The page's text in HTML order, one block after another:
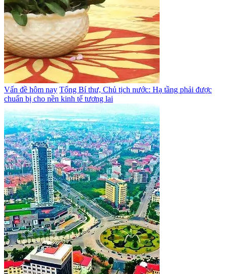
Vấn đề hôm nay Tổng Bí thư, Chủ tịch nước: Hạ tầng phải được
chuẩn bị cho nền kinh tế tương lai